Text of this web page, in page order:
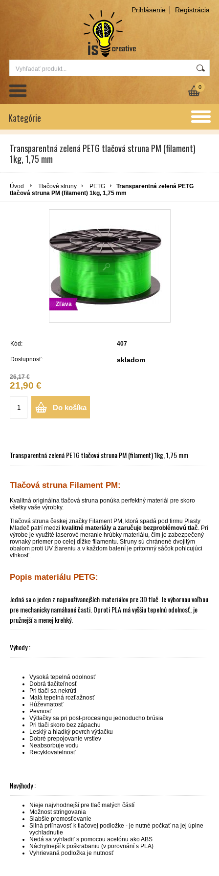
Prihlásenie Registrácia
0
Kategórie
Transparentná zelená PETG tlačová struna PM (filament)
1kg, 1,75 mm
Úvod Tlačové struny PETG
Transparentná zelená PETG
tlačová struna PM (filament) 1kg, 1,75 mm
Zľava
Kód: 407
Dostupnosť: skladom
26,17 €
21,90 €
Do košíka
Transparentná zelená PETG tlačová struna PM (filament) 1kg, 1,75 mm
Tlačová struna Filament PM:
Kvalitná originálna tlačová struna ponúka perfektný materiál pre skoro
všetky vaše výrobky.
Tlačová struna českej značky Filament PM, ktorá spadá pod firmu Plasty
Mladeč patrí medzi kvalitné materiály a zaručuje bezproblémovú tlač. Pri
výrobe je využité laserové meranie hrúbky materiálu, čím je zabezpečený
rovnaký priemer po celej dĺžke filamentu. Struny sú chránené dvojitým
obalom proti UV žiareniu a v každom balení je prítomný sáčok pohlcujúci
vlhkosť.
Popis materiálu PETG:
Jedná sa o jeden z najpoužívanejších materiálov pre 3D tlač. Je výbornou voľbou
pre mechanicky namáhané časti. Oproti PLA má vyššiu tepelnú odolnosť, je
pružnejší a menej krehký.
Výhody :
Vysoká tepelná odolnosť
Dobrá tlačiteľnosť
Pri tlači sa nekrúti
Malá tepelná rozťažnosť
Húževnatosť
Pevnosť
Výtlačky sa pri post-procesingu jednoducho brúsia
Pri tlači skoro bez zápachu
Lesklý a hladký povrch výtlačku
Dobré prepojovanie vrstiev
Neabsorbuje vodu
Recyklovatelnosť
Nevýhody :
Nieje najvhodnejší pre tlač malých částí
Možnost stringovania
Slabšie premosťovanie
Silná priľnavosť k tlačovej podložke - je nutné počkať na jej úplne
vychladnutie
Nedá sa vyhladiť s pomocou acetónu ako ABS
Náchylnejší k poškrabaniu (v porovnání s PLA)
Vyhrievaná podložka je nutnosť